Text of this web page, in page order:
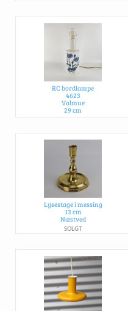
RC bordlampe
4623
Valmue
29 cm
Lysestage i messing
13 cm
Næstved
SOLGT